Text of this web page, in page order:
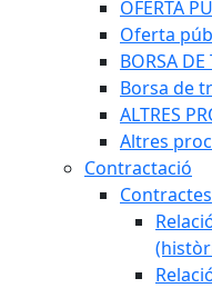
OFERTA
Oferta
BORSA
Borsa de
ALTRES
Altres
Contractació
Contractes